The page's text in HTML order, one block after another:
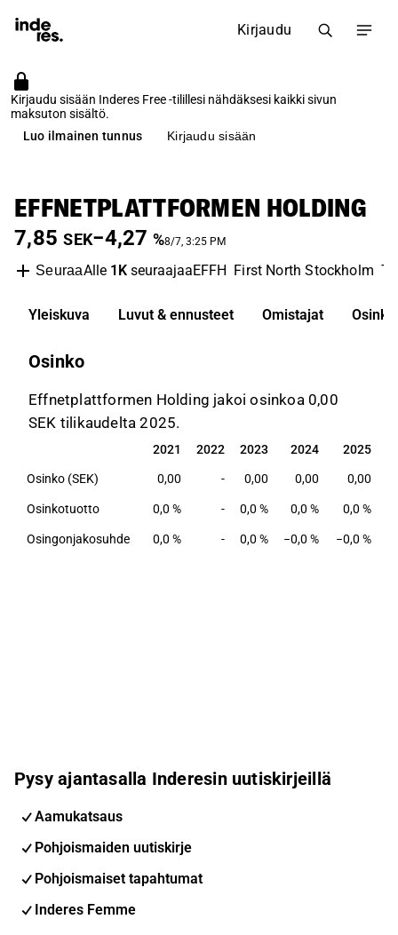
Kirjaudu
Kirjaudu sisään Inderes Free -tilillesi nähdäksesi kaikki sivun
maksuton sisältö.
Luo ilmainen tunnus
Kirjaudu sisään
EFFNETPLATTFORMEN HOLDING
7,85 SEK−4,27 %8/7, 3:25 PM
SeuraaAlle 1KseuraajaaEFFH First North Stockholm
Yleiskuva Luvut & ennusteet Omistajat Osinko
Osinko
Effnetplattformen Holding jakoi osinkoa 0,00
SEK tilikaudelta 2025.
2021 2022 2023 2024 2025
2021 2022 2023 2024 2025
Osinko (SEK) 0,00 - 0,00 0,00 0,00
Osinkotuotto 0,0 % - 0,0 % 0,0 % 0,0 %
Osingonjakosuhde 0,0 % - 0,0 % −0,0 % −0,0 %
Pysy ajantasalla Inderesin uutiskirjeillä
Aamukatsaus
Pohjoismaiden uutiskirje
Pohjoismaiset tapahtumat
Inderes Femme